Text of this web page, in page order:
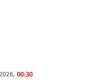
00:30